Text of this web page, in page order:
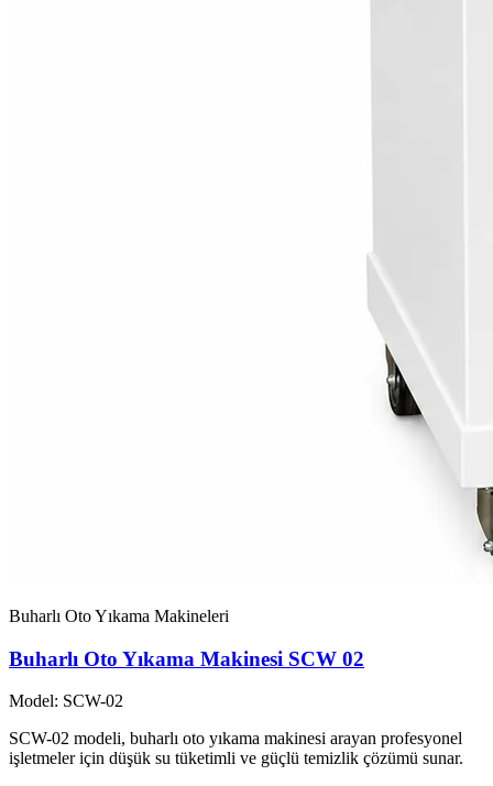
Buharlı Oto Yıkama Makineleri
Buharlı Oto Yıkama Makinesi SCW 02
Model: SCW-02
SCW-02 modeli, buharlı oto yıkama makinesi arayan profesyonel
işletmeler için düşük su tüketimli ve güçlü temizlik çözümü sunar.